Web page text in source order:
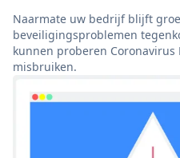
Naarmate uw bedrijf blijft
beveiligingsproblemen
kunnen proberen
misbruiken.